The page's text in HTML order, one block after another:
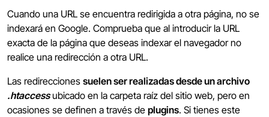
Cuando una URL se encuentra redirigida a otra página, no se
indexará en Google. Comprueba que al introducir la URL
exacta de la página que deseas indexar el navegador no
realice una redirección a otra URL.
Las redirecciones suelen ser realizadas desde un archivo
.htaccessubicado en la carpeta raíz del sitio web, pero en
ocasiones se definen a través de plugins. Si tienes este